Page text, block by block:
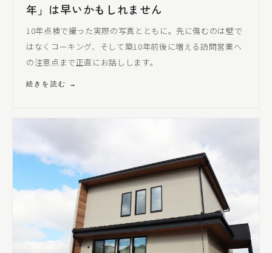
年」は早いかもしれません
10年点検で撮った実際の写真とともに。先に傷むのは壁で
はなくコーキング、そして築10年前後に増える訪問営業へ
の注意点まで正直にお話しします。
続きを読む →